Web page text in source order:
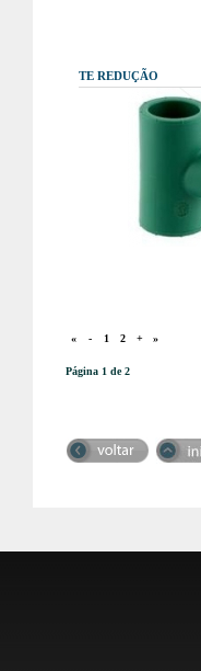
TE REDUÇÃO
« - 1 2 + »
Página 1 de 2